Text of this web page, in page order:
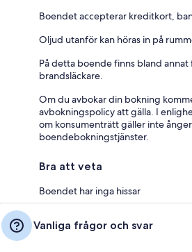
Boendet accepterar kreditkort,
Oljud utanför kan höras in på
På detta boende finns bland
brandsläckare.
Om du avbokar din bokning
avbokningspolicy att gälla. I
om konsumenträtt gäller inte
boendebokningstjänster.
Bra att veta
Boendet har inga hissar
Vanliga frågor och svar